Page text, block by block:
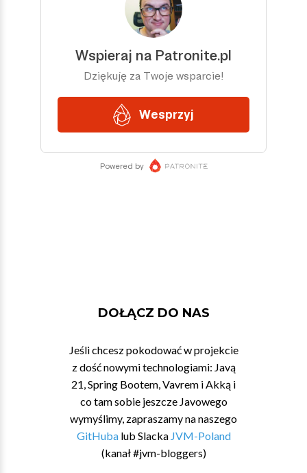
DOŁĄCZ DO NAS
Jeśli chcesz pokodować w projekcie
z dość nowymi technologiami: Javą
21, Spring Bootem, Vavrem i Akką i
co tam sobie jeszcze Javowego
wymyślimy, zapraszamy na naszego
GitHubalub Slacka JVM-Poland
(kanał #jvm-bloggers)